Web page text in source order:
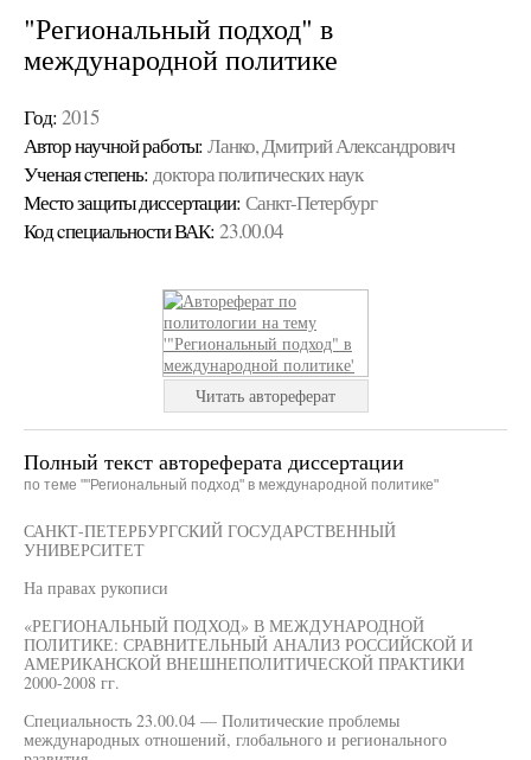
"Региональный подход" в
международной политике
Год: 2015
Автор научной работы: Ланко, Дмитрий Александрович
Ученая cтепень: доктора политических наук
Место защиты диссертации: Санкт-Петербург
Код cпециальности ВАК: 23.00.04
Читать автореферат
Полный текст автореферата диссертации
по теме ""Региональный подход" в международной политике"
САНКТ-ПЕТЕРБУРГСКИЙ ГОСУДАРСТВЕННЫЙ
УНИВЕРСИТЕТ
На правах рукописи
«РЕГИОНАЛЬНЫЙ ПОДХОД» В МЕЖДУНАРОДНОЙ
ПОЛИТИКЕ: СРАВНИТЕЛЬНЫЙ АНАЛИЗ РОССИЙСКОЙ И
АМЕРИКАНСКОЙ ВНЕШНЕПОЛИТИЧЕСКОЙ ПРАКТИКИ
2000-2008 гг.
Специальность 23.00.04 — Политические проблемы
международных отношений, глобального и регионального